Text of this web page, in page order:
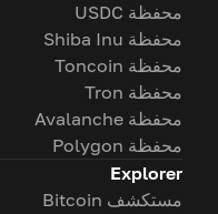
محفظة USDC
محفظة Shiba Inu
محفظة Toncoin
محفظة Tron
محفظة Avalanche
محفظة Polygon
Explorer
مستكشف Bitcoin